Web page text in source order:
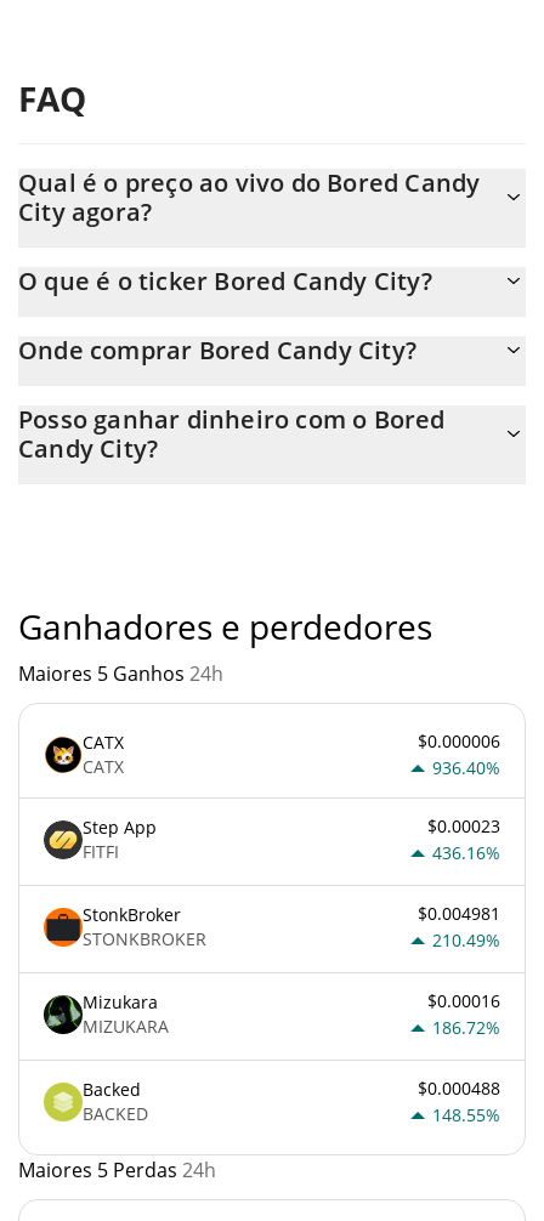
FAQ
Qual é o preço ao vivo do Bored Candy
City agora?
0.000155.
O que é o ticker Bored Candy City?
Onde comprar Bored Candy City?
transferência p2p. E a melhor maneira de trocar Bored Candy
City é através de um bot de 3commas.
Posso ganhar dinheiro com o Bored
Candy City?
Ganhadores e perdedores
Maiores 5 Ganhos 24h
CATX
CATX
$0.000006
936.40%
Step App
FITFI
$0.00023
436.16%
StonkBroker
STONKBROKER
$0.004981
210.49%
Mizukara
MIZUKARA
$0.00016
186.72%
Backed
BACKED
$0.000488
148.55%
Maiores 5 Perdas 24h